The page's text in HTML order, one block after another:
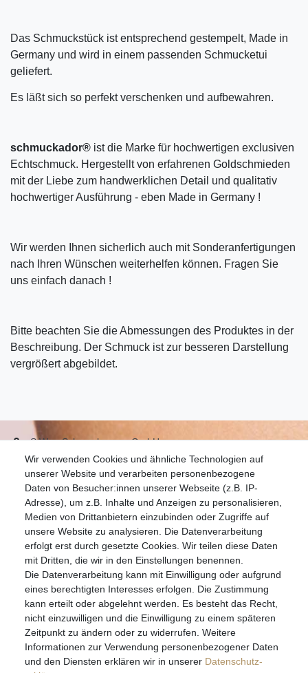
Das Schmuckstück ist entsprechend gestempelt, Made in
Germany und wird in einem passenden Schmucketui
geliefert.
Es läßt sich so perfekt verschenken und aufbewahren.
schmuckador® ist die Marke für hochwertigen exclusiven
Echtschmuck. Hergestellt von erfahrenen Goldschmieden
mit der Liebe zum handwerklichen Detail und qualitativ
hochwertiger Ausführung - eben Made in Germany !
Wir werden Ihnen sicherlich auch mit Sonderanfertigungen
nach Ihren Wünschen weiterhelfen können. Fragen Sie
uns einfach danach !
Bitte beachten Sie die Abmessungen des Produktes in der
Beschreibung. Der Schmuck ist zur besseren Darstellung
vergrößert abgebildet.
Wir verwenden Cookies und ähnliche Technologien auf
unserer Website und verarbeiten personenbezogene
Daten von Besucher:innen unserer Webseite (z.B. IP-
Adresse), um z.B. Inhalte und Anzeigen zu personalisieren,
Medien von Drittanbietern einzubinden oder Zugriffe auf
unsere Website zu analysieren. Die Datenverarbeitung
erfolgt erst durch gesetzte Cookies. Wir teilen diese Daten
mit Dritten, die wir in den Einstellungen benennen.
Die Datenverarbeitung kann mit Einwilligung oder aufgrund
eines berechtigten Interesses erfolgen. Die Zustimmung
kann erteilt oder abgelehnt werden. Es besteht das Recht,
nicht einzuwilligen und die Einwilligung zu einem späteren
Zeitpunkt zu ändern oder zu widerrufen. Weitere
Informationen zur Verwendung personenbezogener Daten
und den Diensten erklären wir in unserer Daten­schutz­
S.W.w. Schmuckwaren GmbH
07051-9608828
info@schmuckador.de
Montag bis Freitag 8.30 – 12.00 Uhr und 13.30 bis 17.30 Uhr
Widerrufs­recht Widerrufs­formular Impressum
Daten­schutz­erklärung AGB
E-MAIL **